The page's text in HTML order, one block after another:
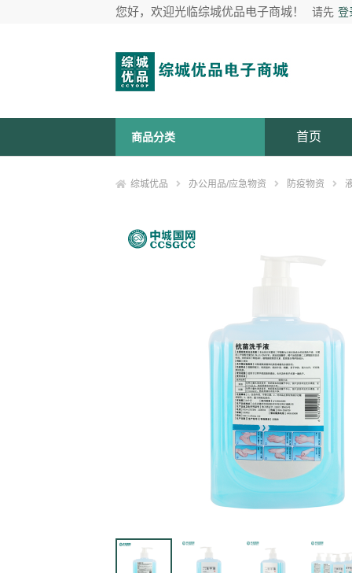
您好，欢迎光临综城优品电子商城！ 请先 登
商品分类 首页
综城优品 办公用品/应急物资 防疫物资